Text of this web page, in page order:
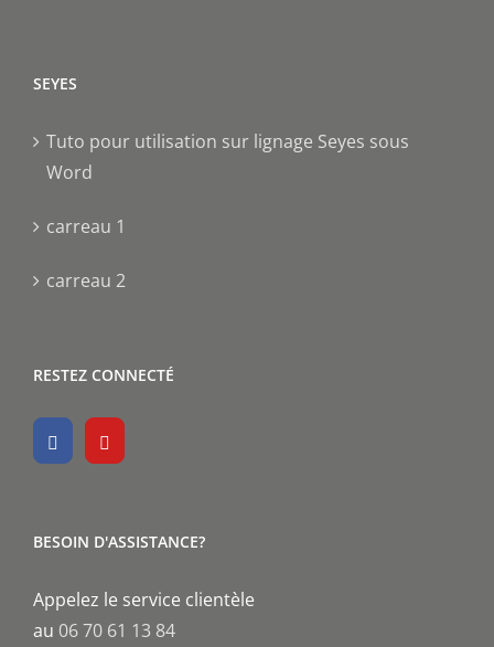
SEYES
Tuto pour utilisation sur lignage Seyes sous
Word
carreau 1
carreau 2
RESTEZ CONNECTÉ
BESOIN D'ASSISTANCE?
Appelez le service clientèle
au 06 70 61 13 84